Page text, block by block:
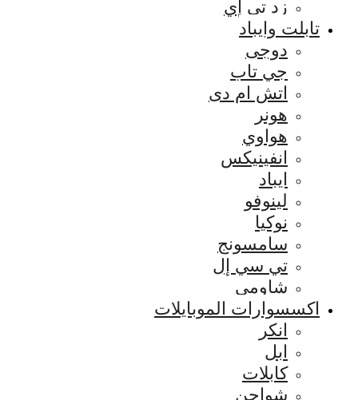
زد تي إي
تابلت وايباد
دوجى
جي تاب
اتش ام دى
هونر
هواوي
انفينيكس
ايباد
لينوفو
نوكيا
سامسونج
تي سي إل
شاومي
اكسسوارات الموبايلات
انكر
ابل
كابلات
شواحن